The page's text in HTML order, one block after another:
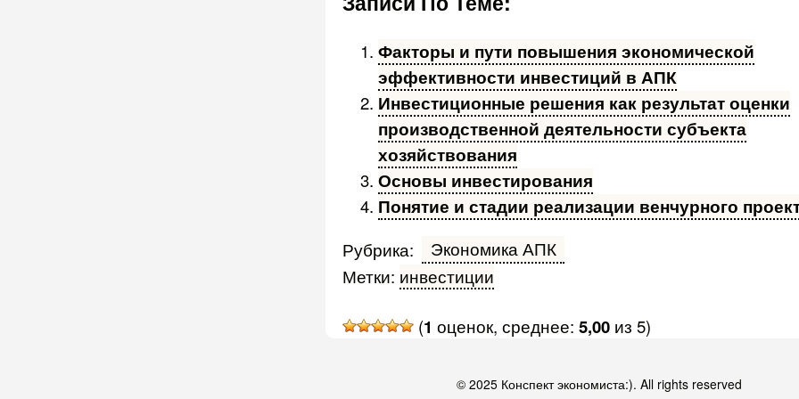
Факторы и пути повышения экономической
эффективности инвестиций в АПК
Инвестиционные решения как результат оценки
производственной деятельности субъекта
хозяйствования
Основы инвестирования
Понятие и стадии реализации венчурного
Рубрика:
Экономика АПК
Метки: инвестиции
(1 оценок, среднее: 5,00из 5)
© 2025 Конспект экономиста:). All rights reserved